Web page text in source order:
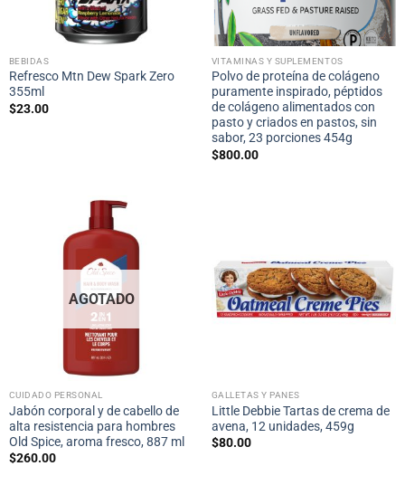
BEBIDAS
Refresco Mtn Dew Spark Zero
355ml
$23.00
VITAMINAS Y SUPLEMENTOS
Polvo de proteína de colágeno
puramente inspirado, péptidos
de colágeno alimentados con
pasto y criados en pastos, sin
sabor, 23 porciones 454g
$800.00
AGOTADO
CUIDADO PERSONAL
Jabón corporal y de cabello de
alta resistencia para hombres
Old Spice, aroma fresco, 887 ml
$260.00
GALLETAS Y PANES
Little Debbie Tartas de crema de
avena, 12 unidades, 459g
$80.00